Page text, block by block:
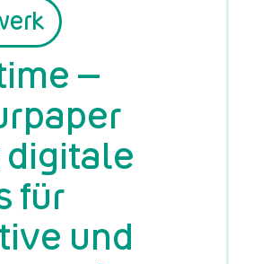
–
digitale
für
und